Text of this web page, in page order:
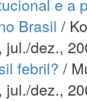
Brasil /
jul./dez.,
febril? /
jul./dez.,